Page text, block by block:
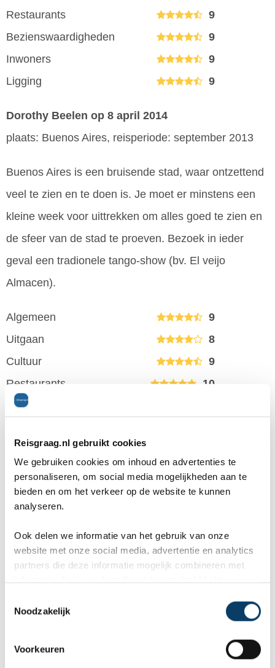
Reisgraag.nl gebruikt cookies
We gebruiken cookies om inhoud en advertenties te
personaliseren, om social media mogelijkheden aan te
bieden en om het verkeer op de website te kunnen
analyseren.
Ook delen we informatie van het gebruik van onze
website met onze social media, advertentie en analytics
partners die deze informatie mogelijk combineren met
Noodzakelijk
Voorkeuren
Restaurants
9
Bezienswaardigheden
9
Inwoners
9
Ligging
9
Dorothy Beelen op 8 april 2014
plaats: Buenos Aires, reisperiode: september 2013
Buenos Aires is een bruisende stad, waar ontzettend
veel te zien en te doen is. Je moet er minstens een
kleine week voor uittrekken om alles goed te zien en
de sfeer van de stad te proeven. Bezoek in ieder
geval een tradionele tango-show (bv. El veijo
Almacen).
Algemeen
9
Uitgaan
8
Cultuur
9
Restaurants
10
Bezienswaardigheden
Ligging
Anke
op 1 april 2014
plaats: Buenos Aires, reisperiode: april 2014
Het is een prachtig land dat heel gevarieerd is.
prachtige natuur in het zuiden, heel aangename
hoofdstad en prachtige watervallen.